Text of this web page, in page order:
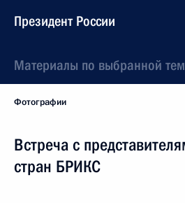
Президент России
Материалы по выбранной
Фотографии
Встреча с
стран БРИКС